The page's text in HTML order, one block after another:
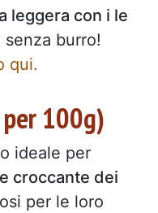
leggera con i le
burro!
qui.
100g)
ideale per
croccante dei
per le loro